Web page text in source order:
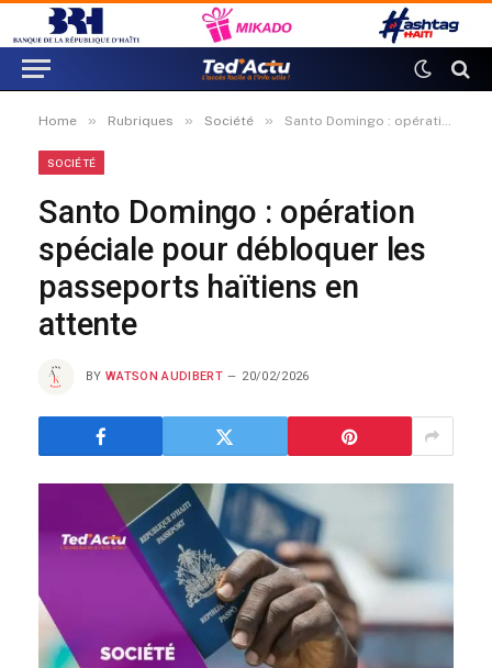
Home » Rubriques » Société » Santo Domingo : opération spéciale pour débloquer les passeports haïtiens en attente
SOCIÉTÉ
Santo Domingo : opération
spéciale pour débloquer les
passeports haïtiens en
attente
BY WATSON AUDIBERT 20/02/2026